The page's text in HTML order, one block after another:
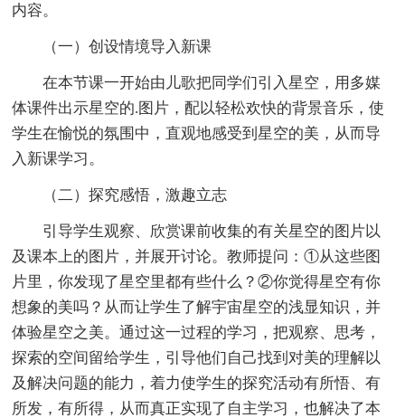
内容。
（一）创设情境导入新课
在本节课一开始由儿歌把同学们引入星空，用多媒
体课件出示星空的.图片，配以轻松欢快的背景音乐，使
学生在愉悦的氛围中，直观地感受到星空的美，从而导
入新课学习。
（二）探究感悟，激趣立志
引导学生观察、欣赏课前收集的有关星空的图片以
及课本上的图片，并展开讨论。教师提问：①从这些图
片里，你发现了星空里都有些什么？②你觉得星空有你
想象的美吗？从而让学生了解宇宙星空的浅显知识，并
体验星空之美。通过这一过程的学习，把观察、思考，
探索的空间留给学生，引导他们自己找到对美的理解以
及解决问题的能力，着力使学生的探究活动有所悟、有
所发，有所得，从而真正实现了自主学习，也解决了本